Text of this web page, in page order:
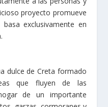
proyecto promueve
exclusivamente en
dulce de Creta formado
que fluyen de las
de un importante